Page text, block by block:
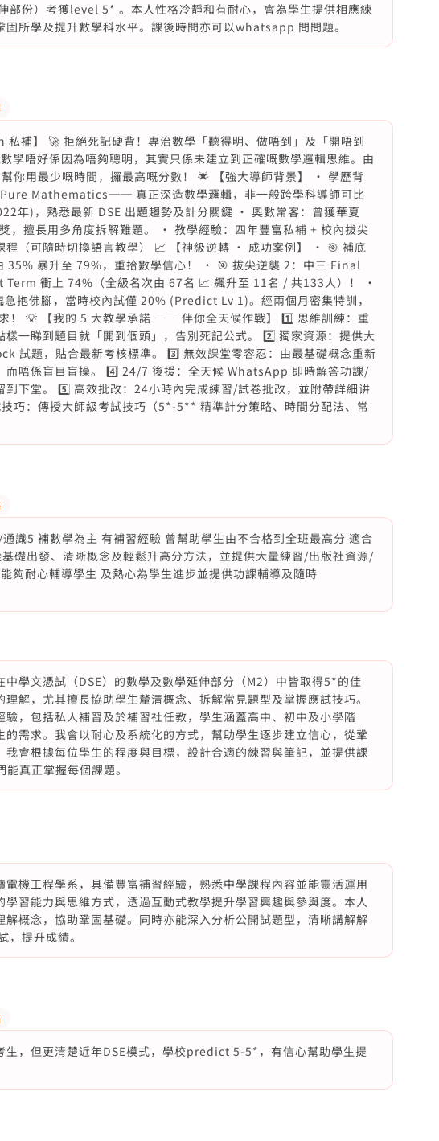
部份）考獲level 5* 。本人性格冷靜和有耐心，會為學生提供相應練
所學及提升數學科水平。課後時間亦可以whatsapp 問問題。
私補】 🚀 拒絕死記硬背！專治數學「聽得明、做唔到」及「開唔到
學唔好係因為唔夠聰明，其實只係未建立到正確嘅數學邏輯思維。由
你用最少嘅時間，攞最高嘅分數！ 🌟 【強大導師背景】 • 學歷背
Pure Mathematics── 真正深造數學邏輯，非一般跨學科導師可比
年)，熟悉最新 DSE 出題趨勢及計分關鍵 • 奧數常客：曾獲華夏
，擅長用多角度拆解難題。 • 教學經驗：四年豐富私補 + 校內拔尖
程（可隨時切換語言教學） 📈 【神級逆轉 ‧ 成功案例】 • 🎯 補底
35% 暴升至 79%，重拾數學信心！ • 🎯 拔尖逆襲 2：中三 Final
衝上 74%（全級名次由 67名 📈 飆升至 11名 / 共133人）！ •
抱佛腳，當時校內試僅 20% (Predict Lv 1)。經兩個月密集特訓，
！ 💡 【我的 5 大教學承諾 ── 伴你全天候作戰】 1️⃣ 思維訓練：重
一睇到題目就「開到個頭」，告別死記公式。 2️⃣ 獨家資源：提供大
試題，貼合最新考核標準。 3️⃣ 無效課堂零容忍：由最基礎概念重新
而唔係盲目盲操。 4️⃣ 24/7 後援：全天候 WhatsApp 即時解答功課/
下堂。 5️⃣ 高效批改：24小時內完成練習/試卷批改，並附帶詳細讲
巧：傳授大師級考試技巧（5*-5** 精準計分策略、時間分配法、常
識5 補數學為主 有補習經驗 曾幫助學生由不合格到全班最高分 適合
礎出發、清晰概念及輕鬆升高分方法，並提供大量練習/出版社資源/
夠耐心輔導學生 及熱心為學生進步並提供功課輔導及隨時
學文憑試（DSE）的數學及數學延伸部分（M2）中皆取得5*的佳
解，尤其擅長協助學生釐清概念、拆解常見題型及掌握應試技巧。
，包括私人補習及於補習社任教，學生涵蓋高中、初中及小學階
需求。我會以耐心及系統化的方式，幫助學生逐步建立信心，從鞏
會根據每位學生的程度與目標，設計合適的練習與筆記，並提供課
真正掌握每個課題。
機工程學系，具備豐富補習經驗，熟悉中學課程內容並能靈活運用
習能力與思維方式，透過互動式教學提升學習興趣與參與度。本人
概念，協助鞏固基礎。同時亦能深入分析公開試題型，清晰講解解
提升成績。
生，但更清楚近年DSE模式，學校predict 5-5*，有信心幫助學生提